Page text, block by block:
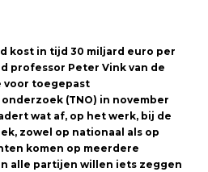
kost in tijd 30 miljard euro per
professor Peter Vink van de
voor toegepast
(TNO) in november
wat af, op het werk, bij de
zowel op nationaal als op
komen op meerdere
alle partijen willen iets zeggen